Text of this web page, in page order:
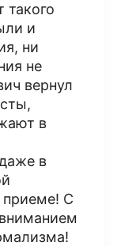
такого
и
ни
не
вернул
в
в
приеме! С